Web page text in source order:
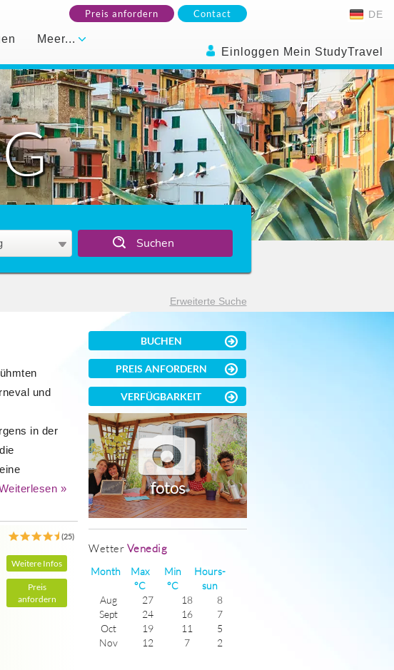
Preis anfordern Contact DE
Einloggen Mein StudyTravel
Meer...
Suchen
Erweiterte Suche
und
in der
»
(25)
Weitere Infos
Preis
anfordern
BUCHEN
PREIS ANFORDERN
VERFÜGBARKEIT
fotos
Wetter Venedig
Month
Max
°C
Min
°C
Hours-
sun
Aug
27 18
8
Sept
24 16
7
Oct
19 11
5
Nov
12 7
2